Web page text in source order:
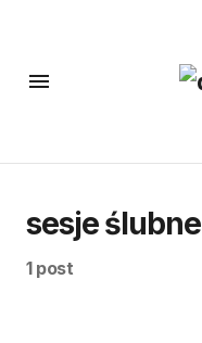
sesje ślubne
1 post